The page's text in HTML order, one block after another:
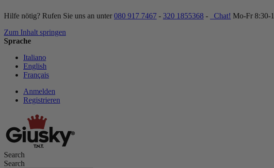
Hilfe nötig? Rufen Sie uns an unter 080 917 7467 - 320 1855368 - Chat! Mo-Fr 8:30-
Zum Inhalt springen
Sprache
Italiano
English
Français
Anmelden
Registrieren
Search
Search